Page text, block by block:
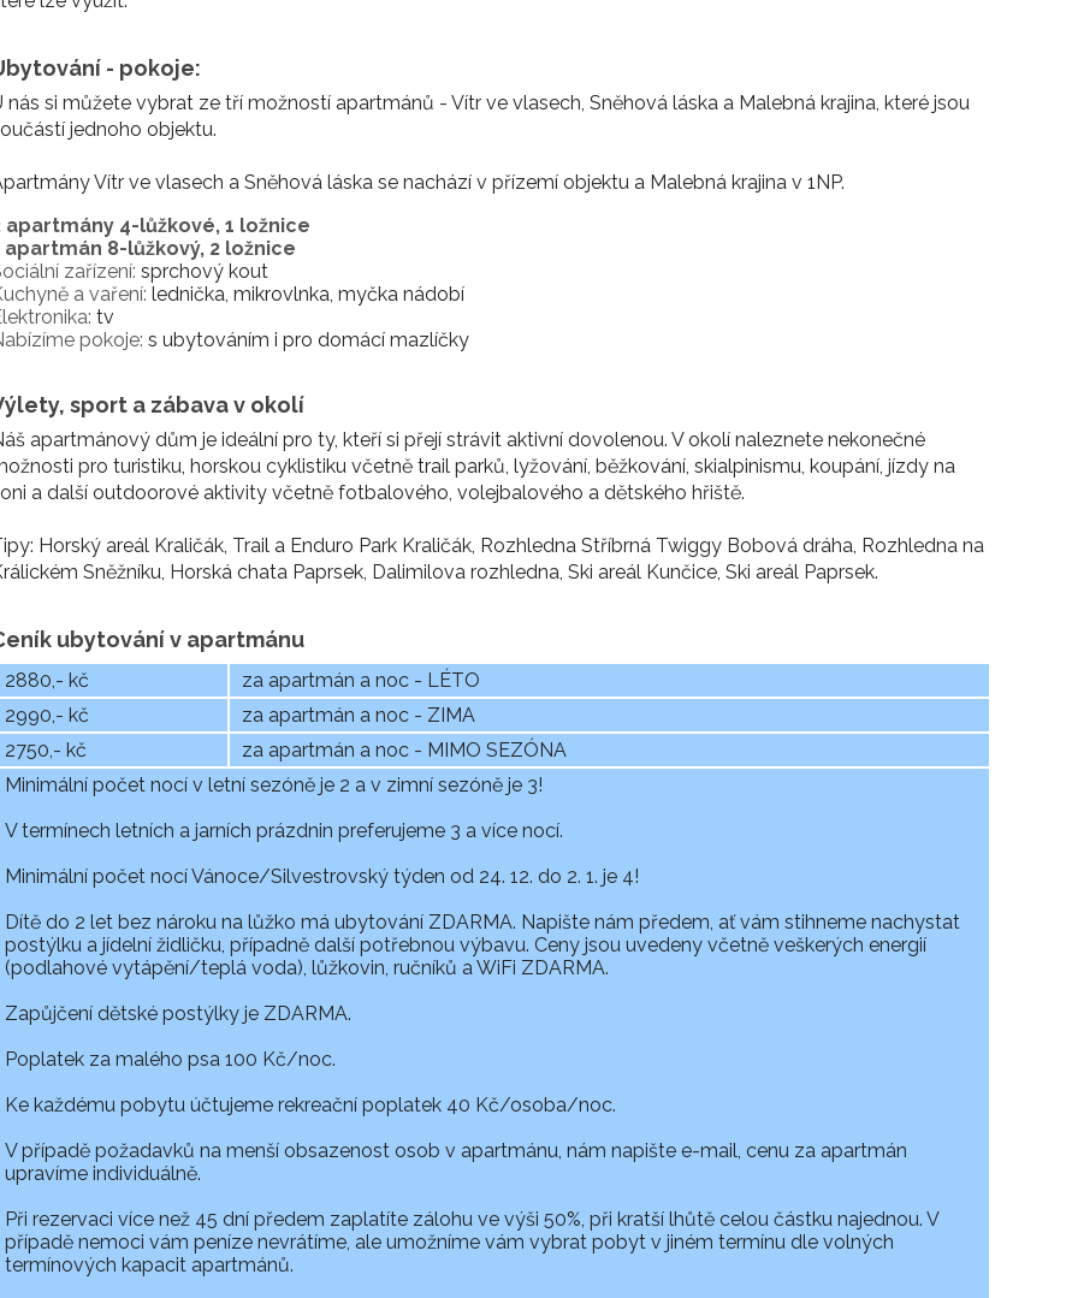
- pokoje:
nás si můžete vybrat ze tří možností apartmánů - Vítr ve vlasech, Sněhová láska a Malebná krajina, které jsou
jednoho objektu.
Vítr ve vlasech a Sněhová láska se nachází v přízemí objektu a Malebná krajina v 1NP.
apartmány 4-lůžkové, 1 ložnice
apartmán 8-lůžkový, 2 ložnice
zařízení: sprchový kout
a vaření: lednička, mikrovlnka, myčka nádobí
tv
pokoje: s ubytováním i pro domácí mazlíčky
sport a zábava v okolí
apartmánový dům je ideální pro ty, kteří si přejí strávit aktivní dovolenou. V okolí naleznete nekonečné
pro turistiku, horskou cyklistiku včetně trail parků, lyžování, běžkování, skialpinismu, koupání, jízdy na
a další outdoorové aktivity včetně fotbalového, volejbalového a dětského hřiště.
Horský areál Kraličák, Trail a Enduro Park Kraličák, Rozhledna Stříbrná Twiggy Bobová dráha, Rozhledna na
Sněžníku, Horská chata Paprsek, Dalimilova rozhledna, Ski areál Kunčice, Ski areál Paprsek.
ubytování v apartmánu
2880,- kč
za apartmán a noc - LÉTO
2990,- kč
za apartmán a noc - ZIMA
2750,- kč
za apartmán a noc - MIMO SEZÓNA
Minimální počet nocí v letní sezóně je 2 a v zimní sezóně je 3!
V termínech letních a jarních prázdnin preferujeme 3 a více nocí.
Minimální počet nocí Vánoce/Silvestrovský týden od 24. 12. do 2. 1. je 4!
Dítě do 2 let bez nároku na lůžko má ubytování ZDARMA. Napište nám předem, ať vám stihneme nachystat
postýlku a jídelní židličku, případně další potřebnou výbavu. Ceny jsou uvedeny včetně veškerých energií
(podlahové vytápění/teplá voda), lůžkovin, ručníků a WiFi ZDARMA.
Zapůjčení dětské postýlky je ZDARMA.
Poplatek za malého psa 100 Kč/noc.
Ke každému pobytu účtujeme rekreační poplatek 40 Kč/osoba/noc.
V případě požadavků na menší obsazenost osob v apartmánu, nám napište e-mail, cenu za apartmán
upravíme individuálně.
Při rezervaci více než 45 dní předem zaplatíte zálohu ve výši 50%, při kratší lhůtě celou částku najednou. V
případě nemoci vám peníze nevrátíme, ale umožníme vám vybrat pobyt v jiném termínu dle volných
termínových kapacit apartmánů.